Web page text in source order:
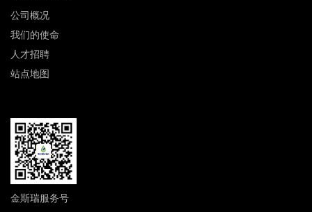
公司概况
我们的使命
人才招聘
站点地图
金斯瑞服务号